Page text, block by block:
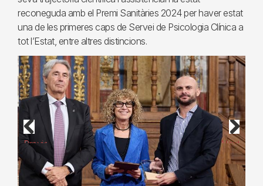
reconeguda amb el Premi Sanitàries 2024 per haver estat
una de les primeres caps de Servei de Psicologia Clínica a
tot l’Estat, entre altres distincions.
Previous Next